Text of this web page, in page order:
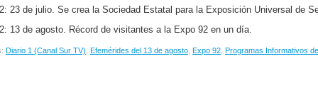
23 de julio. Se crea la Sociedad Estatal para la Exposición Universal de
13 de agosto. Récord de visitantes a la Expo 92 en un día.
Diario 1 (Canal Sur TV) Efemérides del 13 de agosto Expo 92 Programas Informativos